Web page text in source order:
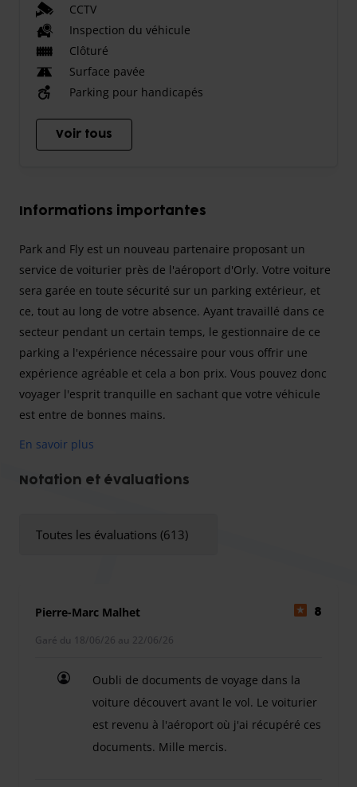
CCTV
Inspection du véhicule
Clôturé
Surface pavée
Parking pour handicapés
Voir tous
Informations importantes
Park and Fly est un nouveau partenaire proposant un
service de voiturier près de l'aéroport d'Orly. Votre voiture
sera garée en toute sécurité sur un parking extérieur, et
ce, tout au long de votre absence. Ayant travaillé dans ce
secteur pendant un certain temps, le gestionnaire de ce
parking a l'expérience nécessaire pour vous offrir une
expérience agréable et cela a bon prix. Vous pouvez donc
voyager l'esprit tranquille en sachant que votre véhicule
est entre de bonnes mains.
Park and Fly est un nouveau partenaire proposant un
ce, tout au long de votre absence. Ayant travaillé dans ce
expérience agréable et cela a bon prix. Vous pouvez donc
est entre de bonnes mains.
Ce parking vous offre le service unique de vous laisser
conduire directement à l'aéroport pour vous faire gagner
beaucoup de temps. A votre arrivée à l'aéroport, le
En savoir plus
Notation et évaluations
Toutes les évaluations (613)
Pierre-Marc Malhet 8
Garé du 18/06/26 au 22/06/26
Oubli de documents de voyage dans la
voiture découvert avant le vol. Le voiturier
est revenu à l'aéroport où j'ai récupéré ces
documents. Mille mercis.